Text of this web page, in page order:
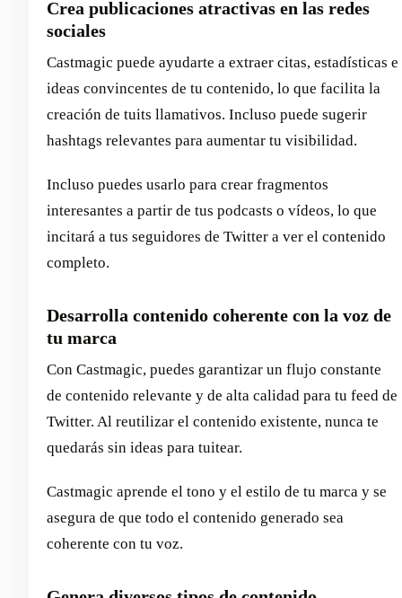
Crea publicaciones atractivas en las redes
sociales
Castmagic puede ayudarte a extraer citas, estadísticas e
ideas convincentes de tu contenido, lo que facilita la
creación de tuits llamativos. Incluso puede sugerir
hashtags relevantes para aumentar tu visibilidad.
Incluso puedes usarlo para crear fragmentos
interesantes a partir de tus podcasts o vídeos, lo que
incitará a tus seguidores de Twitter a ver el contenido
completo.
Desarrolla contenido coherente con la voz de
tu marca
Con Castmagic, puedes garantizar un flujo constante
de contenido relevante y de alta calidad para tu feed de
Twitter. Al reutilizar el contenido existente, nunca te
quedarás sin ideas para tuitear.
Castmagic aprende el tono y el estilo de tu marca y se
asegura de que todo el contenido generado sea
coherente con tu voz.